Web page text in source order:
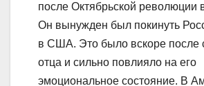
после Октябрьской революции
Он вынужден был покинуть
в США. Это было вскоре после
отца и сильно повлияло на его
эмоциональное состояние. В